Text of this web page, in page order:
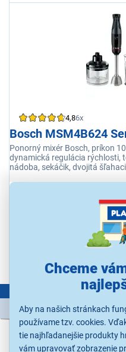
Chceme
Aby na našich stránkach
používame tzv. cookies.
tie najhľadanejšie produkty
vám upravovať zobrazenie
4,86x
Bosch MSM4B624
Ponorný mixér Bosch, príkon
dynamická regulácia rýchlosti,
nádoba, sekáčik, dvojitá
K vyzdvihnutiu do 15
99,00 €